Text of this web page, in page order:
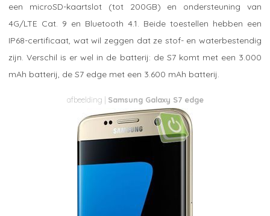
een microSD-kaartslot (tot 200GB) en ondersteuning van
4G/LTE Cat. 9 en Bluetooth 4.1. Beide toestellen hebben een
IP68-certificaat, wat wil zeggen dat ze stof- en waterbestendig
zijn. Verschil is er wel in de batterij: de S7 komt met een 3.000
mAh batterij, de S7 edge met een 3.600 mAh batterij.
Samsung Galaxy S7 edge